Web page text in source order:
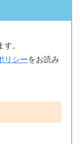
。
リシーをお読み